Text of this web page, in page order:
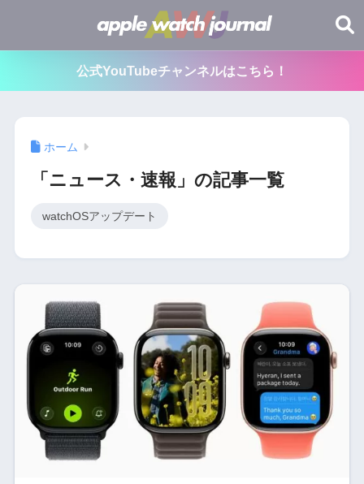
公式YouTubeチャンネルはこちら！
ホーム
「ニュース・速報」の記事一覧
watchOSアップデート